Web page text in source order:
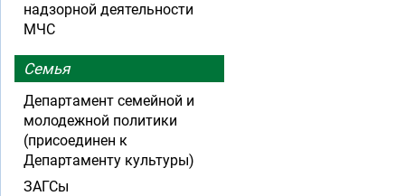
надзорной деятельности
МЧС
Семья
Департамент семейной и
молодежной политики
(присоединен к
Департаменту культуры)
ЗАГСы